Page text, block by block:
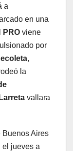
a
en una
PRO viene
por
,
la
vallara
Buenos Aires
el jueves a